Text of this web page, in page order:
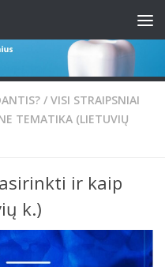
/ VISI STRAIPSNIAI
TEMATIKA (LIETUVIŲ
ir kaip
k.)